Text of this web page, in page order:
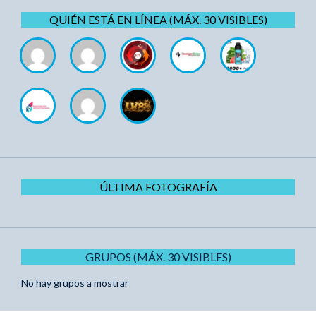
QUIÉN ESTÁ EN LÍNEA (MÁX. 30 VISIBLES)
ÚLTIMA FOTOGRAFÍA
GRUPOS (MÁX. 30 VISIBLES)
No hay grupos a mostrar